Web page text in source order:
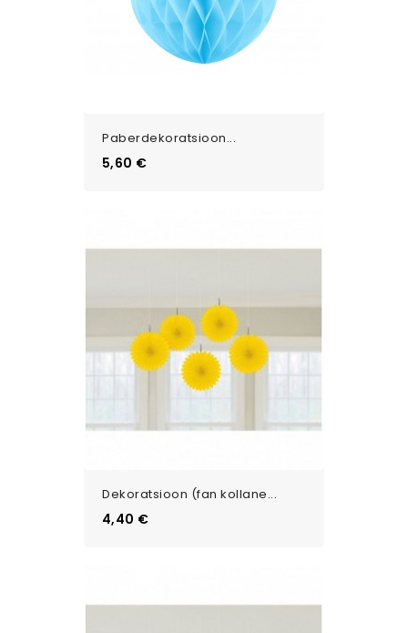
Paberdekoratsioon...
Цена
5,60 €
Dekoratsioon (fan kollane...
Цена
4,40 €